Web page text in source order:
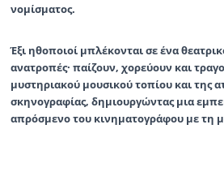
νομίσματος.
Έξι ηθοποιοί μπλέκονται σε ένα
ανατροπές· παίζουν, χορεύουν και
μυστηριακού μουσικού τοπίου και της
σκηνογραφίας, δημιουργώντας μια
απρόσμενο του κινηματογράφου με τη